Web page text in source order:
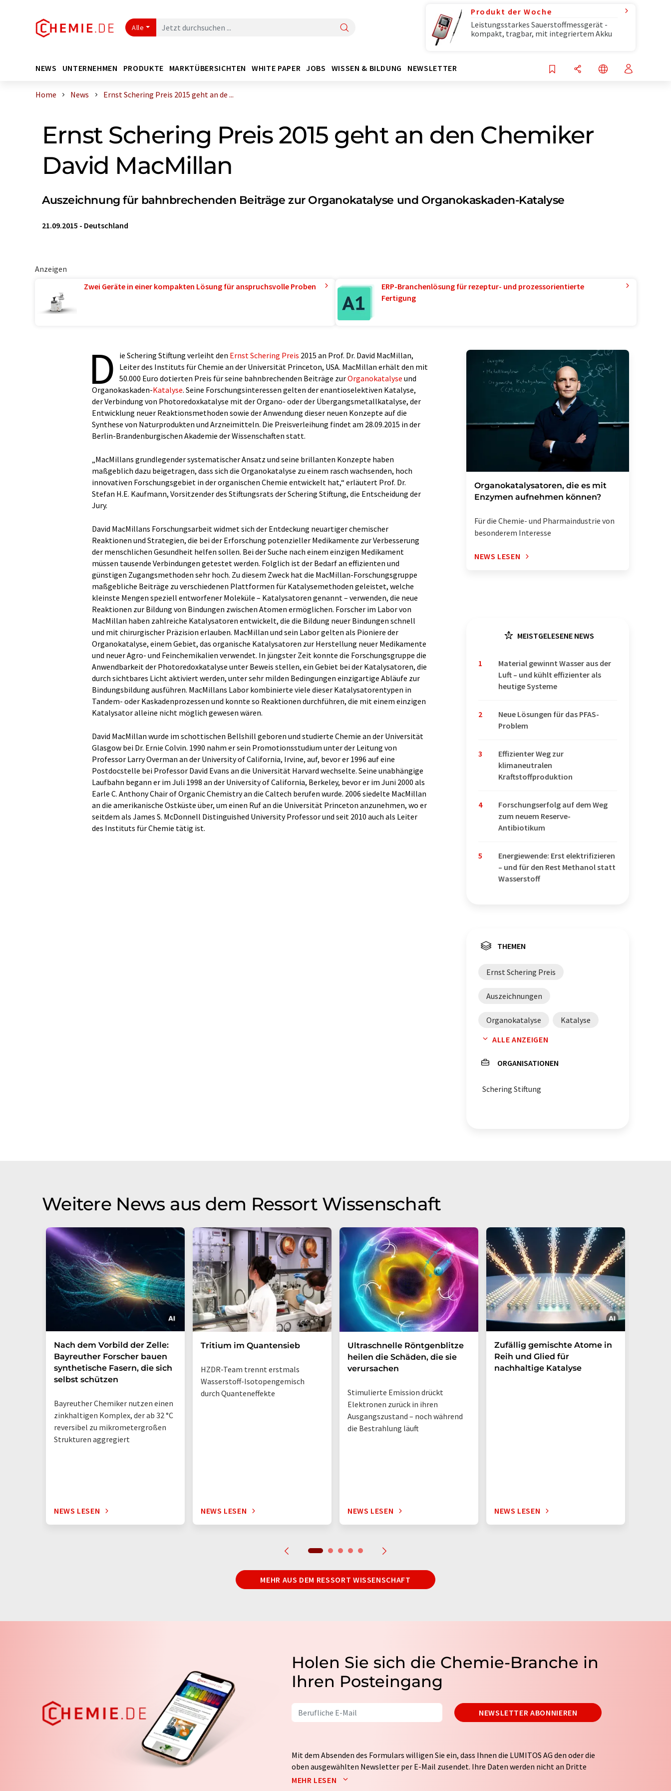
Alle
Produkt der Woche
Leistungsstarkes Sauerstoffmessgerät -
kompakt, tragbar, mit integriertem Akku
NEWS UNTERNEHMEN PRODUKTE MARKTÜBERSICHTEN WHITE PAPER JOBS WISSEN & BILDUNG NEWSLETTER
Home News Ernst Schering Preis 2015 geht an de ...
Ernst Schering Preis 2015 geht an den Chemiker
David MacMillan
Auszeichnung für bahnbrechenden Beiträge zur Organokatalyse und Organokaskaden-Katalyse
21.09.2015 - Deutschland
Anzeigen
Zwei Geräte in einer kompakten Lösung für anspruchsvolle Proben
ERP-Branchenlösung für rezeptur- und prozessorientierte
Fertigung
D ie Schering Stiftung verleiht den Ernst Schering Preis 2015 an Prof. Dr. David MacMillan,
Leiter des Instituts für Chemie an der Universität Princeton, USA. MacMillan erhält den mit
50.000 Euro dotierten Preis für seine bahnbrechenden Beiträge zurOrganokatalyse und
Organokaskaden-Katalyse. Seine Forschungsinteressen gelten der enantioselektiven Katalyse,
der Verbindung von Photoredoxkatalyse mit der Organo- oder der Übergangsmetallkatalyse, der
Entwicklung neuer Reaktionsmethoden sowie der Anwendung dieser neuen Konzepte auf die
Synthese von Naturprodukten und Arzneimitteln. Die Preisverleihung findet am 28.09.2015 in der
Berlin-Brandenburgischen Akademie der Wissenschaften statt.
„MacMillans grundlegender systematischer Ansatz und seine brillanten Konzepte haben
maßgeblich dazu beigetragen, dass sich die Organokatalyse zu einem rasch wachsenden, hoch
innovativen Forschungsgebiet in der organischen Chemie entwickelt hat,“ erläutert Prof. Dr.
Stefan H.E. Kaufmann, Vorsitzender des Stiftungsrats der Schering Stiftung, die Entscheidung der
Jury.
David MacMillans Forschungsarbeit widmet sich der Entdeckung neuartiger chemischer
Reaktionen und Strategien, die bei der Erforschung potenzieller Medikamente zur Verbesserung
der menschlichen Gesundheit helfen sollen. Bei der Suche nach einem einzigen Medikament
müssen tausende Verbindungen getestet werden. Folglich ist der Bedarf an effizienten und
günstigen Zugangsmethoden sehr hoch. Zu diesem Zweck hat die MacMillan-Forschungsgruppe
maßgebliche Beiträge zu verschiedenen Plattformen für Katalysemethoden geleistet, welche
kleinste Mengen speziell entworfener Moleküle – Katalysatoren genannt – verwenden, die neue
Reaktionen zur Bildung von Bindungen zwischen Atomen ermöglichen. Forscher im Labor von
MacMillan haben zahlreiche Katalysatoren entwickelt, die die Bildung neuer Bindungen schnell
und mit chirurgischer Präzision erlauben. MacMillan und sein Labor gelten als Pioniere der
Organokatalyse, einem Gebiet, das organische Katalysatoren zur Herstellung neuer Medikamente
und neuer Agro- und Feinchemikalien verwendet. In jüngster Zeit konnte die Forschungsgruppe die
Anwendbarkeit der Photoredoxkatalyse unter Beweis stellen, ein Gebiet bei der Katalysatoren, die
durch sichtbares Licht aktiviert werden, unter sehr milden Bedingungen einzigartige Abläufe zur
Bindungsbildung ausführen. MacMillans Labor kombinierte viele dieser Katalysatorentypen in
Tandem- oder Kaskadenprozessen und konnte so Reaktionen durchführen, die mit einem einzigen
Katalysator alleine nicht möglich gewesen wären.
David MacMillan wurde im schottischen Bellshill geboren und studierte Chemie an der Universität
Glasgow bei Dr. Ernie Colvin. 1990 nahm er sein Promotionsstudium unter der Leitung von
Professor Larry Overman an der University of California, Irvine, auf, bevor er 1996 auf eine
Postdocstelle bei Professor David Evans an die Universität Harvard wechselte. Seine unabhängige
Laufbahn begann er im Juli 1998 an der University of California, Berkeley, bevor er im Juni 2000 als
Earle C. Anthony Chair of Organic Chemistry an die Caltech berufen wurde. 2006 siedelte MacMillan
an die amerikanische Ostküste über, um einen Ruf an die Universität Princeton anzunehmen, wo er
seitdem als James S. McDonnell Distinguished University Professor und seit 2010 auch als Leiter
des Instituts für Chemie tätig ist.
Organokatalysatoren, die es mit
Enzymen aufnehmen können?
Für die Chemie- und Pharmaindustrie von
besonderem Interesse
NEWS LESEN
MEISTGELESENE NEWS
1
Material gewinnt Wasser aus der
Luft – und kühlt effizienter als
heutige Systeme
2
Neue Lösungen für das PFAS-
Problem
3
Effizienter Weg zur
klimaneutralen
Kraftstoffproduktion
4
Forschungserfolg auf dem Weg
zum neuem Reserve-
Antibiotikum
5
Energiewende: Erst elektrifizieren
– und für den Rest Methanol statt
Wasserstoff
THEMEN
Ernst Schering Preis
Auszeichnungen
Organokatalyse Katalyse
Organische Chemie
ALLE ANZEIGEN
ORGANISATIONEN
Schering Stiftung
Weitere News aus dem Ressort Wissenschaft
Nach dem Vorbild der Zelle:
Bayreuther Forscher bauen
synthetische Fasern, die sich
selbst schützen
Bayreuther Chemiker nutzen einen
zinkhaltigen Komplex, der ab 32 °C
reversibel zu mikrometergroßen
Strukturen aggregiert
NEWS LESEN
Tritium im Quantensieb
HZDR-Team trennt erstmals
Wasserstoff-Isotopengemisch
durch Quanteneffekte
NEWS LESEN
Ultraschnelle Röntgenblitze
heilen die Schäden, die sie
verursachen
Stimulierte Emission drückt
Elektronen zurück in ihren
Ausgangszustand – noch während
die Bestrahlung läuft
NEWS LESEN
Zufällig gemischte Atome in
Reih und Glied für
nachhaltige Katalyse
NEWS LESEN
MEHR AUS DEM RESSORT WISSENSCHAFT
Holen Sie sich die Chemie-Branche in
Ihren Posteingang
NEWSLETTER ABONNIEREN
Mit dem Absenden des Formulars willigen Sie ein, dass Ihnen die LUMITOS AG den oder die
oben ausgewählten Newsletter per E-Mail zusendet. Ihre Daten werden nicht an Dritte
weitergegeben. Die Speicherung und Verarbeitung Ihrer Daten durch die LUMITOS AG erfolgt
MEHR LESEN